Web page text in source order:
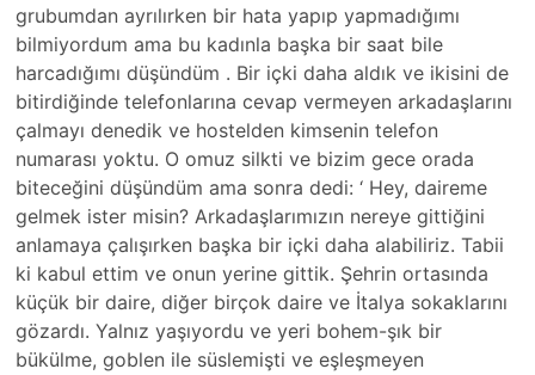
grubumdan ayrılırken bir hata yapıp yapmadığımı
bilmiyordum ama bu kadınla başka bir saat bile
harcadığımı düşündüm . Bir içki daha aldık ve ikisini de
bitirdiğinde telefonlarına cevap vermeyen arkadaşlarını
çalmayı denedik ve hostelden kimsenin telefon
numarası yoktu. O omuz silkti ve bizim gece orada
biteceğini düşündüm ama sonra dedi: ‘ Hey, daireme
gelmek ister misin? Arkadaşlarımızın nereye gittiğini
anlamaya çalışırken başka bir içki daha alabiliriz. Tabii
ki kabul ettim ve onun yerine gittik. Şehrin ortasında
küçük bir daire, diğer birçok daire ve İtalya sokaklarını
gözardı. Yalnız yaşıyordu ve yeri bohem-şık bir
bükülme, goblen ile süslemişti ve eşleşmeyen